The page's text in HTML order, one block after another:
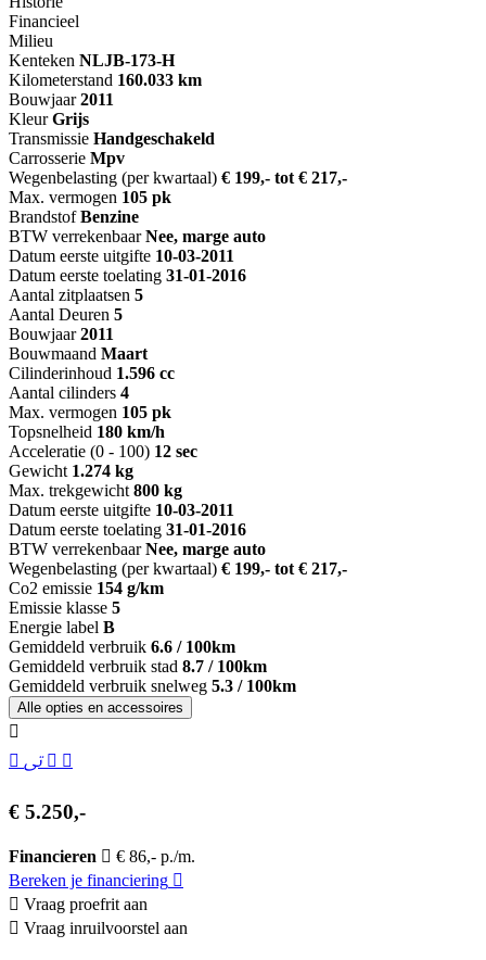
Financieel
Milieu
Kenteken NLJB-173-H
Kilometerstand 160.033 km
Bouwjaar 2011
Kleur Grijs
Transmissie Handgeschakeld
Carrosserie Mpv
Wegenbelasting (per kwartaal) € 199,- tot € 217,-
Max. vermogen 105 pk
Brandstof Benzine
BTW verrekenbaar Nee, marge auto
Datum eerste uitgifte 10-03-2011
Datum eerste toelating 31-01-2016
Aantal zitplaatsen 5
Aantal Deuren 5
Bouwjaar 2011
Bouwmaand Maart
Cilinderinhoud 1.596 cc
Aantal cilinders 4
Max. vermogen 105 pk
Topsnelheid 180 km/h
Acceleratie (0 - 100) 12 sec
Gewicht 1.274 kg
Max. trekgewicht 800 kg
Datum eerste uitgifte 10-03-2011
Datum eerste toelating 31-01-2016
BTW verrekenbaar Nee, marge auto
Wegenbelasting (per kwartaal) € 199,- tot € 217,-
Co2 emissie 154 g/km
Emissie klasse 5
Energie label B
Gemiddeld verbruik 6.6 / 100km
Gemiddeld verbruik stad 8.7 / 100km
Gemiddeld verbruik snelweg 5.3 / 100km
Alle opties en accessoires
€ 5.250,-
Financieren
€ 86,- p./m.
Bereken je financiering
Vraag proefrit aan
Vraag inruilvoorstel aan